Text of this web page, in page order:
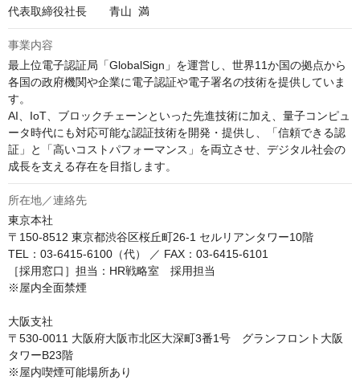
代表取締役社長　　青山  満
事業内容
最上位電子認証局「GlobalSign」を運営し、世界11か国の拠点から
各国の政府機関や企業に電子認証や電子署名の技術を提供していま
す。
AI、IoT、ブロックチェーンといった先進技術に加え、量子コンピュ
ータ時代にも対応可能な認証技術を開発・提供し、「信頼できる認
証」と「高いコストパフォーマンス」を両立させ、デジタル社会の
成長を支える存在を目指します。
所在地／連絡先
東京本社
〒150-8512 東京都渋谷区桜丘町26-1 セルリアンタワー10階
TEL：03-6415-6100（代） ／ FAX：03-6415-6101
［採用窓口］担当：HR戦略室　採用担当
※屋内全面禁煙
大阪支社
〒530-0011 大阪府大阪市北区大深町3番1号　グランフロント大阪
タワーB23階
※屋内喫煙可能場所あり